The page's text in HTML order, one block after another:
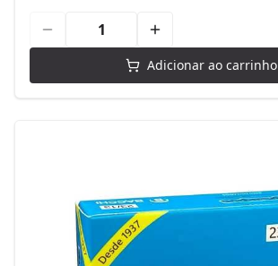
Adicionar ao carrinho